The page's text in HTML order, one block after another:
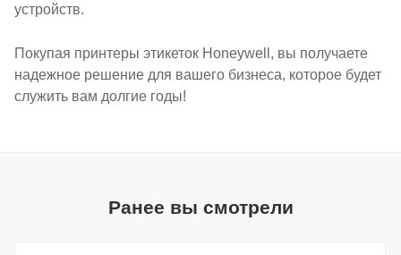
устройств.
Покупая принтеры этикеток Honeywell, вы получаете
надежное решение для вашего бизнеса, которое будет
служить вам долгие годы!
Ранее вы смотрели